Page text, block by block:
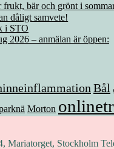
frukt, bär och grönt i
dåligt samvete!
i STO
2026 – anmälan är öppen:
Bål
Morton
Mariatorget, Stockholm